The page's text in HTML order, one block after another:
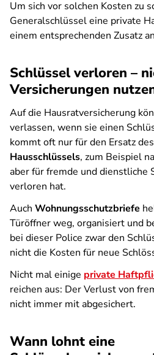
Um sich vor solchen Kosten zu
Generalschlüssel eine private
einem entsprechenden Zusatz
Schlüssel verloren –
Versicherungen
Auf die Hausratversicherung
verlassen, wenn sie einen
kommt oft nur für den Ersatz des
Hausschlüssels, zum Beispiel
aber für fremde und dienstliche
verloren hat.
Auch Wohnungsschutzbriefe
Türöffner weg, organisiert und
bei dieser Police zwar den
nicht die Kosten für neue
Nicht mal einige private
reichen aus: Der Verlust von
nicht immer mit abgesichert.
Wann lohnt eine